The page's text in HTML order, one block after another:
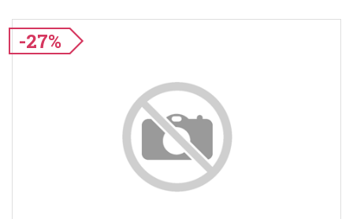
-27%